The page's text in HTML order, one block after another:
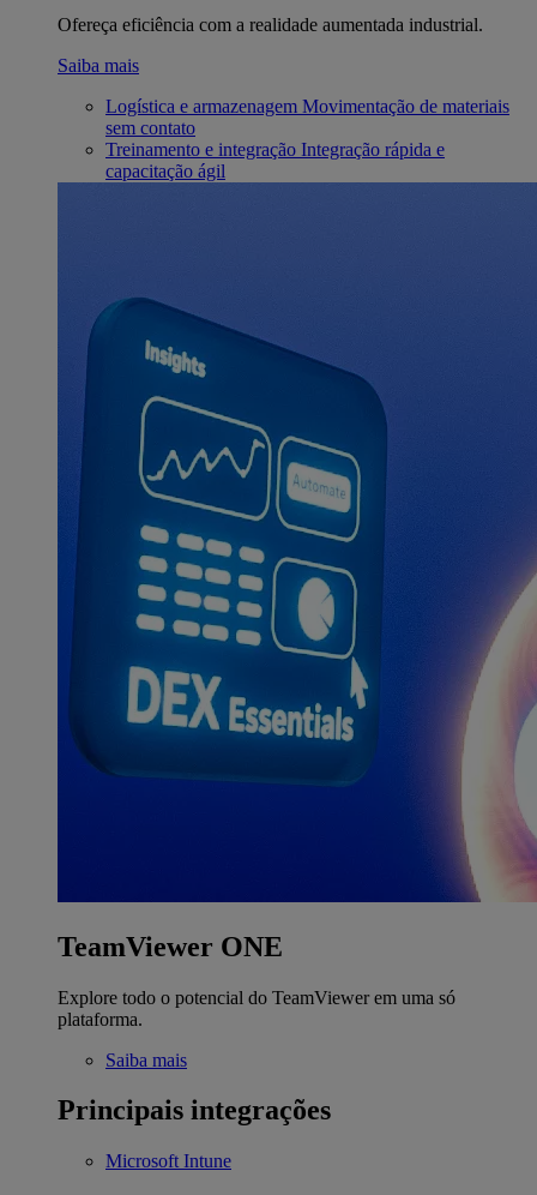
Ofereça eficiência com a realidade aumentada industrial.
Saiba mais
Logística e armazenagem Movimentação de materiais
sem contato
Treinamento e integração Integração rápida e
capacitação ágil
TeamViewer ONE
Explore todo o potencial do TeamViewer em uma só
plataforma.
Saiba mais
Principais integrações
Microsoft Intune